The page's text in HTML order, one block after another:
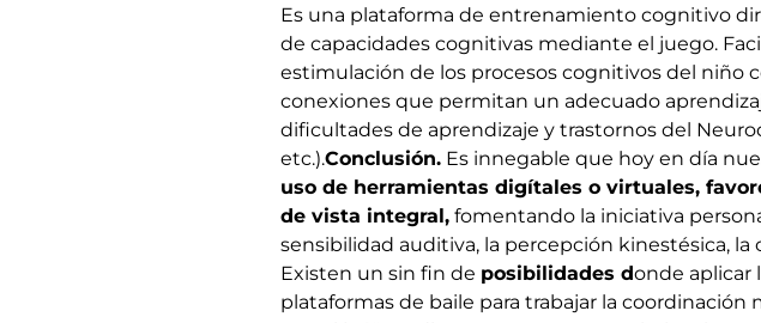
Es una plataforma de entrenamiento cognitivo
de capacidades cognitivas mediante el juego.
estimulación de los procesos cognitivos del niño
conexiones que permitan un adecuado
dificultades de aprendizaje y trastornos del
etc.).Conclusión. Es innegable que hoy en día
uso de herramientas digítales o virtuales,
de vista integral,fomentando la iniciativa
sensibilidad auditiva, la percepción kinestésica, la
Existen un sin fin de posibilidades donde aplicar
plataformas de baile para trabajar la coordinación